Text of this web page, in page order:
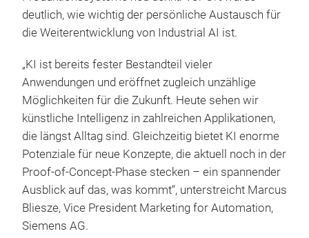
deutlich, wie wichtig der persönliche Austausch für
die Weiterentwicklung von Industrial AI ist.
„KI ist bereits fester Bestandteil vieler
Anwendungen und eröffnet zugleich unzählige
Möglichkeiten für die Zukunft. Heute sehen wir
künstliche Intelligenz in zahlreichen Applikationen,
die längst Alltag sind. Gleichzeitig bietet KI enorme
Potenziale für neue Konzepte, die aktuell noch in der
Proof-of-Concept-Phase stecken – ein spannender
Ausblick auf das, was kommt“, unterstreicht Marcus
Bliesze, Vice President Marketing for Automation,
Siemens AG.